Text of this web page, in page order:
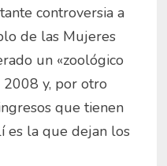
controversia a
de las Mujeres
un «zoológico
y, por otro
que tienen
es la que dejan los